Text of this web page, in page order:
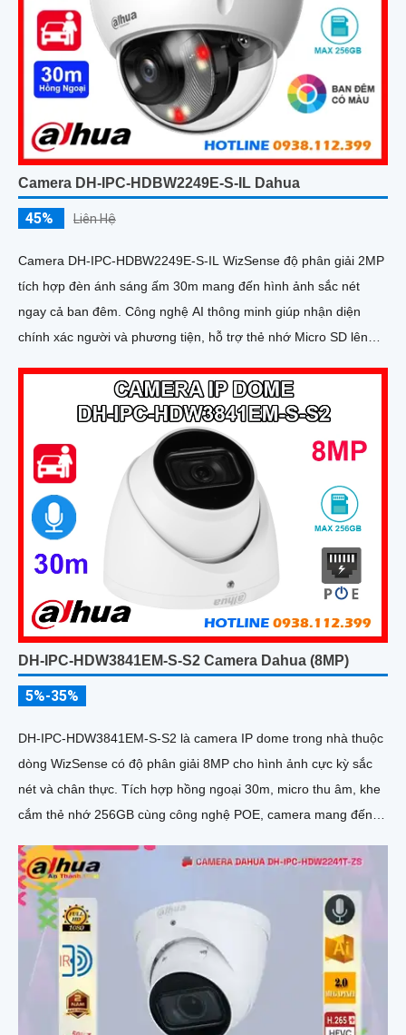
Camera DH-IPC-HDBW2249E-S-IL Dahua
45% Liên Hệ
Camera DH-IPC-HDBW2249E-S-IL WizSense độ phân giải 2MP
tích hợp đèn ánh sáng ấm 30m mang đến hình ảnh sắc nét
ngay cả ban đêm. Công nghệ AI thông minh giúp nhận diện
chính xác người và phương tiện, hỗ trợ thẻ nhớ Micro SD lên
DH-IPC-HDW3841EM-S-S2 Camera Dahua (8MP)
5%-35%
DH-IPC-HDW3841EM-S-S2 là camera IP dome trong nhà thuộc
dòng WizSense có độ phân giải 8MP cho hình ảnh cực kỳ sắc
nét và chân thực. Tích hợp hồng ngoại 30m, micro thu âm, khe
cắm thẻ nhớ 256GB cùng công nghệ POE, camera mang đến